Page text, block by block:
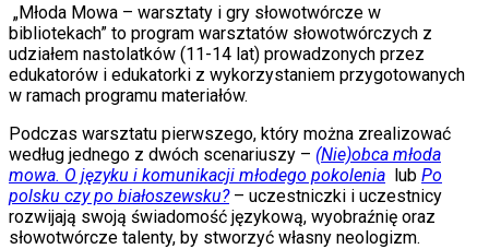
„Młoda Mowa – warsztaty i gry słowotwórcze w
bibliotekach” to program warsztatów słowotwórczych z
udziałem nastolatków (11-14 lat) prowadzonych przez
edukatorów i edukatorki z wykorzystaniem przygotowanych
w ramach programu materiałów.
Podczas warsztatu pierwszego, który można zrealizować
według jednego z dwóch scenariuszy – (Nie)obca młoda
mowa. O języku i komunikacji młodego pokolenia lub Po
polsku czy po białoszewsku?– uczestniczki i uczestnicy
rozwijają swoją świadomość językową, wyobraźnię oraz
słowotwórcze talenty, by stworzyć własny neologizm.